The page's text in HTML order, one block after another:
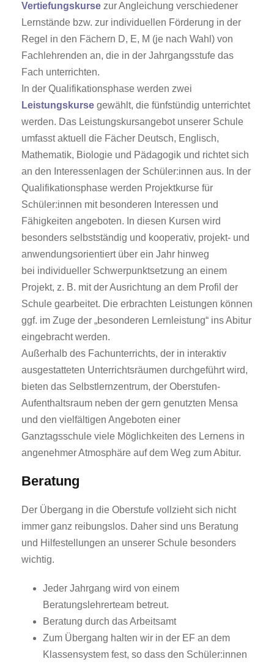
Vertiefungskurse zur Angleichung verschiedener
Lernstände bzw. zur individuellen Förderung in der
Regel in den Fächern D, E, M (je nach Wahl) von
Fachlehrenden an, die in der Jahrgangsstufe das
Fach unterrichten.
In der Qualifikationsphase werden zwei
Leistungskurse gewählt, die fünfstündig unterrichtet
werden. Das Leistungskursangebot unserer Schule
umfasst aktuell die Fächer Deutsch, Englisch,
Mathematik, Biologie und Pädagogik und richtet sich
an den Interessenlagen der Schüler:innen aus. In der
Qualifikationsphase werden Projektkurse für
Schüler:innen mit besonderen Interessen und
Fähigkeiten angeboten. In diesen Kursen wird
besonders selbstständig und kooperativ, projekt- und
anwendungsorientiert über ein Jahr hinweg
bei individueller Schwerpunktsetzung an einem
Projekt, z. B. mit der Ausrichtung an dem Profil der
Schule gearbeitet. Die erbrachten Leistungen können
ggf. im Zuge der „besonderen Lernleistung“ ins Abitur
eingebracht werden.
Außerhalb des Fachunterrichts, der in interaktiv
ausgestatteten Unterrichtsräumen durchgeführt wird,
bieten das Selbstlernzentrum, der Oberstufen-
Aufenthaltsraum neben der gern genutzten Mensa
und den vielfältigen Angeboten einer
Ganztagsschule viele Möglichkeiten des Lernens in
angenehmer Atmosphäre auf dem Weg zum Abitur.
Beratung
Der Übergang in die Oberstufe vollzieht sich nicht
immer ganz reibungslos. Daher sind uns Beratung
und Hilfestellungen an unserer Schule besonders
wichtig.
Jeder Jahrgang wird von einem
Beratungslehrerteam betreut.
Beratung durch das Arbeitsamt
Zum Übergang halten wir in der EF an dem
Klassensystem fest, so dass den Schüler:innen